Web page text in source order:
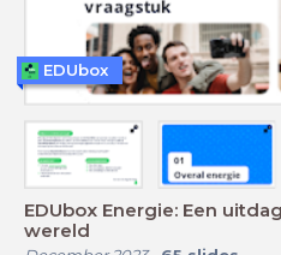
EDUbox Energie: Een
wereld
EDUbox